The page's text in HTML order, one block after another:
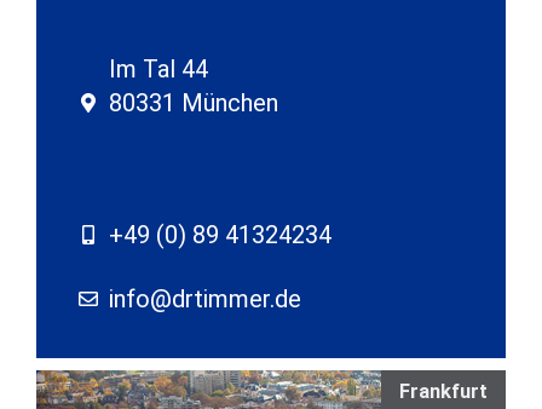
Im Tal 44
80331 München
+49 (0) 89 41324234
info@drtimmer.de
Frankfurt